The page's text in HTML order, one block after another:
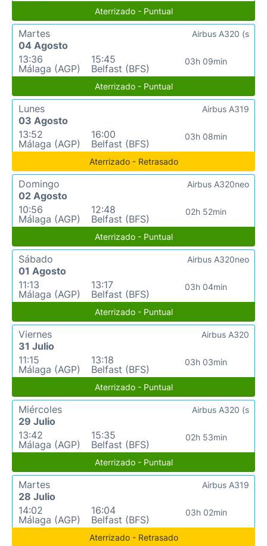
Aterrizado - Puntual
Martes
04 Agosto
13:36
Málaga (AGP)
15:45
Belfast (BFS)
03h 09min
Airbus A320 (s
Aterrizado - Puntual
Lunes
03 Agosto
13:52
Málaga (AGP)
16:00
Belfast (BFS)
03h 08min
Airbus A319
Aterrizado - Retrasado
Domingo
02 Agosto
10:56
Málaga (AGP)
12:48
Belfast (BFS)
02h 52min
Airbus A320neo
Aterrizado - Puntual
Sábado
01 Agosto
11:13
Málaga (AGP)
13:17
Belfast (BFS)
03h 04min
Airbus A320neo
Aterrizado - Puntual
Viernes
31 Julio
11:15
Málaga (AGP)
13:18
Belfast (BFS)
03h 03min
Airbus A320
Aterrizado - Puntual
Miércoles
29 Julio
13:42
Málaga (AGP)
15:35
Belfast (BFS)
02h 53min
Airbus A320 (s
Aterrizado - Puntual
Martes
28 Julio
14:02
Málaga (AGP)
16:04
Belfast (BFS)
03h 02min
Airbus A319
Aterrizado - Retrasado